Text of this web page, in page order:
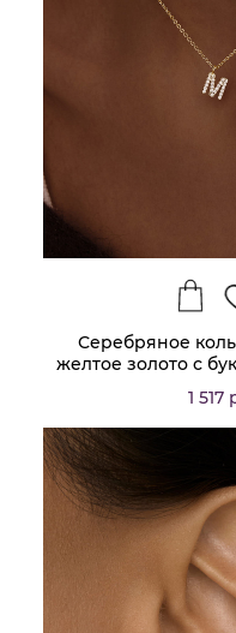
Серебряное
желтое золото с
1 517